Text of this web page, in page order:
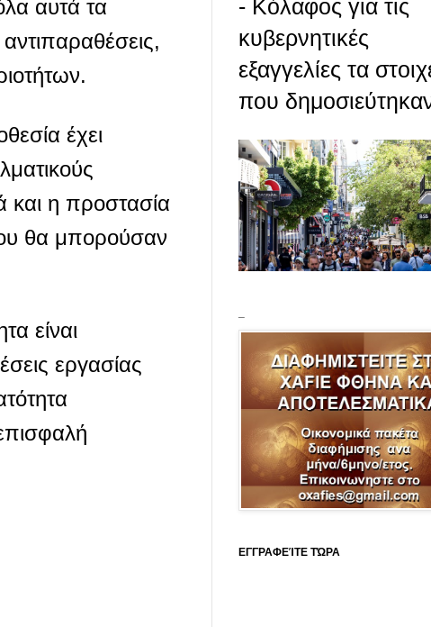
αυτά τα
έχει
και η προστασία
θα μπορούσαν
είναι
εργασίας
- Κόλαφος για τις
κυβερνητικές
εξαγγελίες τα
που
ΕΓΓΡΑΦΕΊΤΕ ΤΏΡΑ